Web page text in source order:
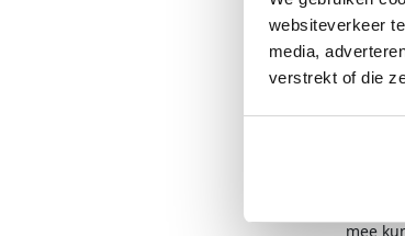
websiteverkeer
media,
verstrekt of die
Toen ik
paar
mee